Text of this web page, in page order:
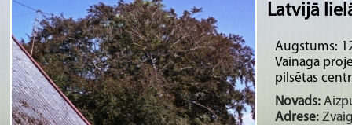
Latvijā
Augstums:
Vainaga
pilsētas
Novads:
Adrese: